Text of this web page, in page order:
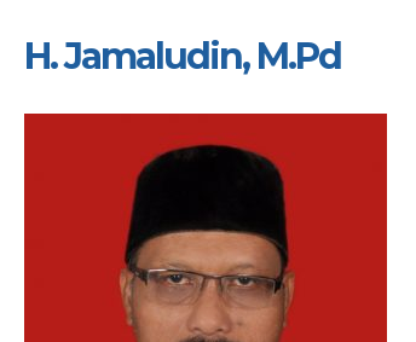
H. Jamaludin, M.Pd